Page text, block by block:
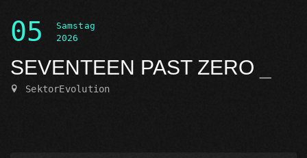
05
Samstag
2026
SEVENTEEN PAST ZERO
SektorEvolution